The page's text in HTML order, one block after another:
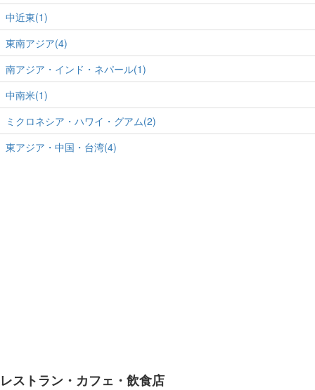
中近東(1)
東南アジア(4)
南アジア・インド・ネパール(1)
中南米(1)
ミクロネシア・ハワイ・グアム(2)
東アジア・中国・台湾(4)
レストラン・カフェ・飲食店